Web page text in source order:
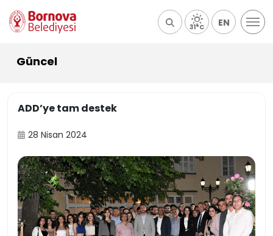
31°C EN
Güncel
ADD’ye tam destek
28 Nisan 2024